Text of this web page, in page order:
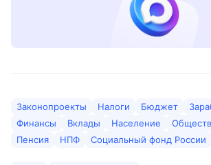
Законопроекты Налоги Бюджет
Финансы
Вклады Население
Пенсия
НПФ Социальный фонд России